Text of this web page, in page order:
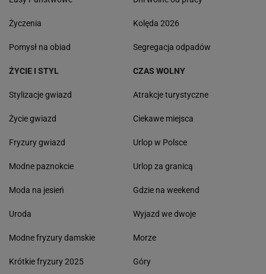
Życzenia
Pomysł na obiad
Kolęda 2026
Segregacja odpadów
ŻYCIE I STYL
Stylizacje gwiazd
Życie gwiazd
Fryzury gwiazd
Modne paznokcie
Moda na jesień
Uroda
Modne fryzury damskie
Krótkie fryzury 2025
CZAS WOLNY
Atrakcje turystyczne
Ciekawe miejsca
Urlop w Polsce
Urlop za granicą
Gdzie na weekend
Wyjazd we dwoje
Morze
Góry